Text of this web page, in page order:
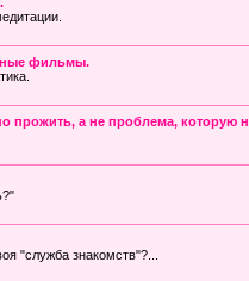
фильмы.
прожить, а не проблема, которую
"служба знакомств"?...